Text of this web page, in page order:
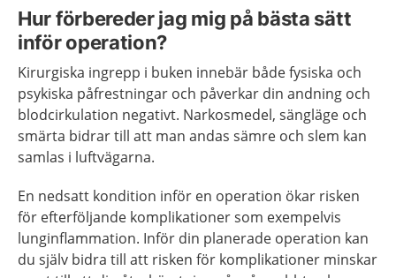
Hur förbereder jag mig på bästa sätt
inför operation?
Kirurgiska ingrepp i buken innebär både fysiska och
psykiska påfrestningar och påverkar din andning och
blodcirkulation negativt. Narkosmedel, sängläge och
smärta bidrar till att man andas sämre och slem kan
samlas i luftvägarna.
En nedsatt kondition inför en operation ökar risken
för efterföljande komplikationer som exempelvis
lunginflammation. Inför din planerade operation kan
du själv bidra till att risken för komplikationer minskar